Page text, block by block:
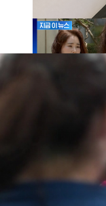
尹 '징역 30년
먹인 이유 [지